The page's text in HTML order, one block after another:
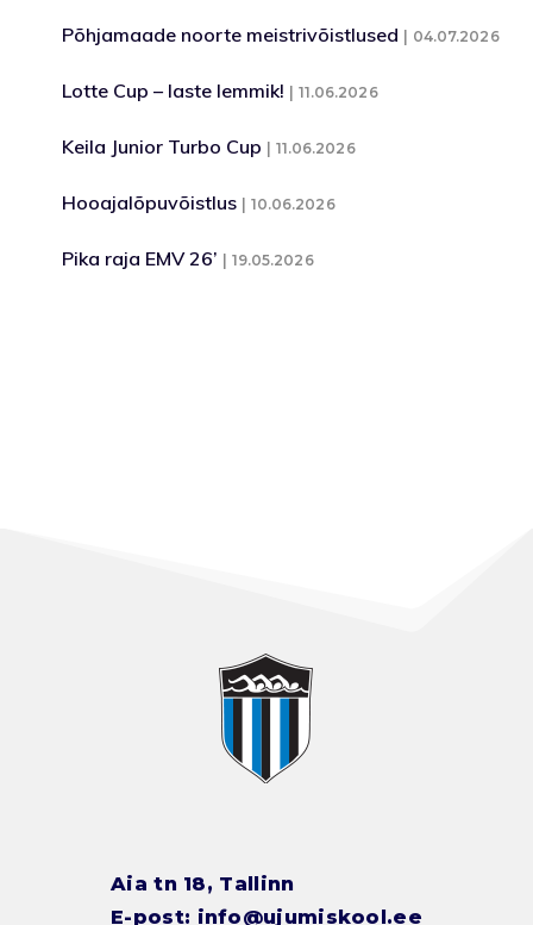
Põhjamaade noorte meistrivõistlused 04.07.2026
Lotte Cup – laste lemmik! 11.06.2026
Keila Junior Turbo Cup 11.06.2026
Hooajalõpuvõistlus 10.06.2026
Pika raja EMV 26’ 19.05.2026
Aia tn 18, Tallinn
E-post: info@ujumiskool.ee